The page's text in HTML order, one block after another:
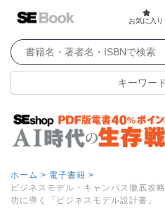
お気に入り
キーワー
ホーム > 電子書籍 >
ビジネスモデル・キャンバス徹底攻
功に導く「ビジネスモデル設計書」